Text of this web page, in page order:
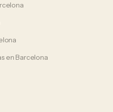
en Barcelona